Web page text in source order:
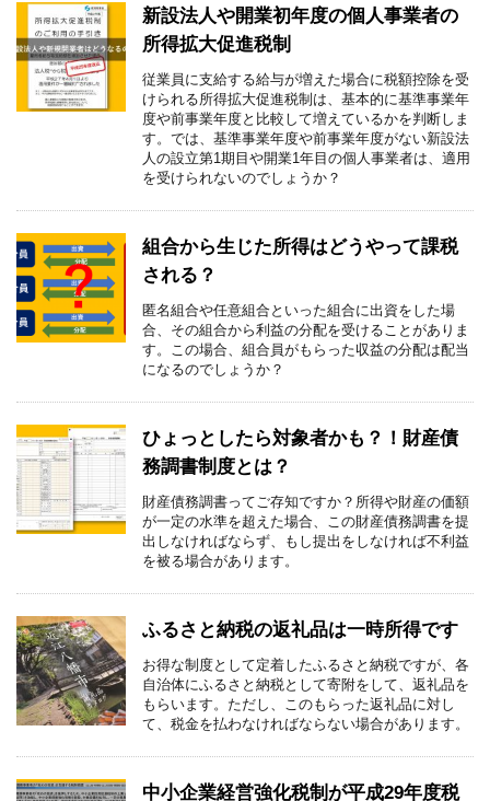
新設法人や開業初年度の個人事業者の
所得拡大促進税制
従業員に支給する給与が増えた場合に税額控除を受
けられる所得拡大促進税制は、基本的に基準事業年
度や前事業年度と比較して増えているかを判断しま
す。では、基準事業年度や前事業年度がない新設法
人の設立第1期目や開業1年目の個人事業者は、適用
を受けられないのでしょうか？
組合から生じた所得はどうやって課税
される？
匿名組合や任意組合といった組合に出資をした場
合、その組合から利益の分配を受けることがありま
す。この場合、組合員がもらった収益の分配は配当
になるのでしょうか？
ひょっとしたら対象者かも？！財産債
務調書制度とは？
財産債務調書ってご存知ですか？所得や財産の価額
が一定の水準を超えた場合、この財産債務調書を提
出しなければならず、もし提出をしなければ不利益
を被る場合があります。
ふるさと納税の返礼品は一時所得です
お得な制度として定着したふるさと納税ですが、各
自治体にふるさと納税として寄附をして、返礼品を
もらいます。ただし、このもらった返礼品に対し
て、税金を払わなければならない場合があります。
中小企業経営強化税制が平成29年度税